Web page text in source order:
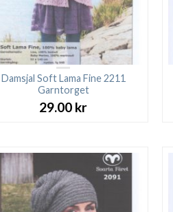
Damsjal Soft Lama Fine 2211
Garntorget
29.00 kr